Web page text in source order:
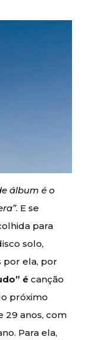
álbum é o
. E se
para
solo,
por ela, por
é canção
próximo
29 anos, com
Para ela,